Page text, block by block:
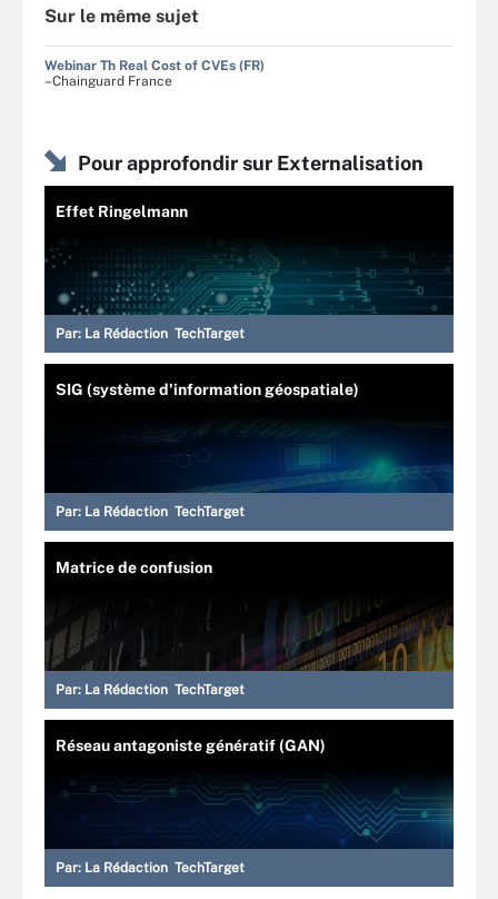
Sur le même sujet
Webinar Th Real Cost of CVEs (FR)
–Chainguard France
Pour approfondir sur Externalisation
Effet Ringelmann
Par: La Rédaction TechTarget
SIG (système d'information géospatiale)
Par: La Rédaction TechTarget
Matrice de confusion
Par: La Rédaction TechTarget
Réseau antagoniste génératif (GAN)
Par: La Rédaction TechTarget